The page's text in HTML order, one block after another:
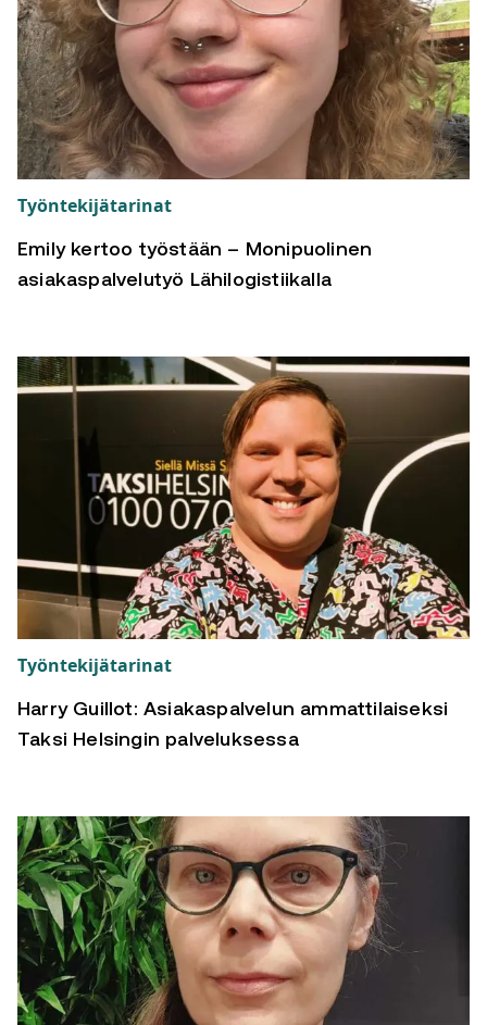
Työntekijätarinat
Emily kertoo työstään – Monipuolinen
asiakaspalvelutyö Lähilogistiikalla
Työntekijätarinat
Harry Guillot: Asiakaspalvelun ammattilaiseksi
Taksi Helsingin palveluksessa